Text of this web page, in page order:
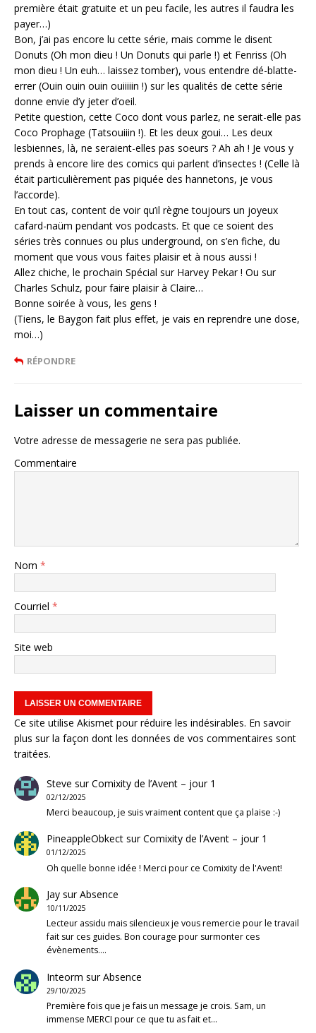
première était gratuite et un peu facile, les autres il faudra les
payer…)
Bon, j’ai pas encore lu cette série, mais comme le disent
Donuts (Oh mon dieu ! Un Donuts qui parle !) et Fenriss (Oh
mon dieu ! Un euh… laissez tomber), vous entendre dé-blatte-
errer (Ouin ouin ouin ouiiiiin !) sur les qualités de cette série
donne envie d’y jeter d’oeil.
Petite question, cette Coco dont vous parlez, ne serait-elle pas
Coco Prophage (Tatsouiiin !). Et les deux goui… Les deux
lesbiennes, là, ne seraient-elles pas soeurs ? Ah ah ! Je vous y
prends à encore lire des comics qui parlent d’insectes ! (Celle là
était particulièrement pas piquée des hannetons, je vous
l’accorde).
En tout cas, content de voir qu’il règne toujours un joyeux
cafard-naüm pendant vos podcasts. Et que ce soient des
séries très connues ou plus underground, on s’en fiche, du
moment que vous vous faites plaisir et à nous aussi !
Allez chiche, le prochain Spécial sur Harvey Pekar ! Ou sur
Charles Schulz, pour faire plaisir à Claire…
Bonne soirée à vous, les gens !
(Tiens, le Baygon fait plus effet, je vais en reprendre une dose,
moi…)
RÉPONDRE
Laisser un commentaire
Votre adresse de messagerie ne sera pas publiée.
Commentaire
Nom *
Courriel *
Site web
Ce site utilise Akismet pour réduire les indésirables. En savoir
plus sur la façon dont les données de vos commentaires sont
traitées.
Steve surComixity de l’Avent – jour 1
02/12/2025
Merci beaucoup, je suis vraiment content que ça plaise :-)
PineappleObkectsurComixity de l’Avent – jour 1
01/12/2025
Oh quelle bonne idée ! Merci pour ce Comixity de l'Avent!
JaysurAbsence
10/11/2025
Lecteur assidu mais silencieux je vous remercie pour le travail
fait sur ces guides. Bon courage pour surmonter ces
évènements.…
Inteorm surAbsence
29/10/2025
Première fois que je fais un message je crois. Sam, un
immense MERCI pour ce que tu as fait et…